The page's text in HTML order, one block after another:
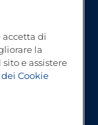
accetta di
la
e assistere
Cookie